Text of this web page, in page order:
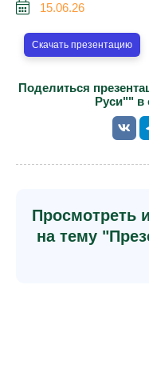
15.06.26
Скачать презентацию
Поделиться
Руси"" в
Просмотреть
на тему